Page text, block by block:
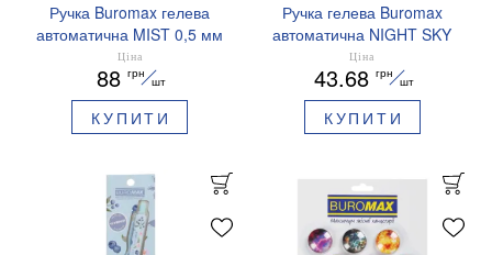
Ручка Buromax гелева
автоматична MIST 0,5 мм
сині чорнила BM.83103
Ціна
88 грн
шт
КУПИТИ
Ручка гелева Buromax
автоматична NIGHT SKY
ZODIAC 0.5 мм
ароматизований грип синє
чорнило BM.8379-01
Ціна
43.68 грн
шт
КУПИТИ